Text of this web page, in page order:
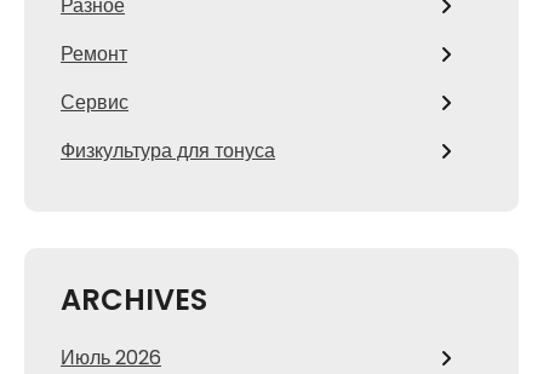
Ремонт
Сервис
Физкультура для тонуса
ARCHIVES
Июль 2026